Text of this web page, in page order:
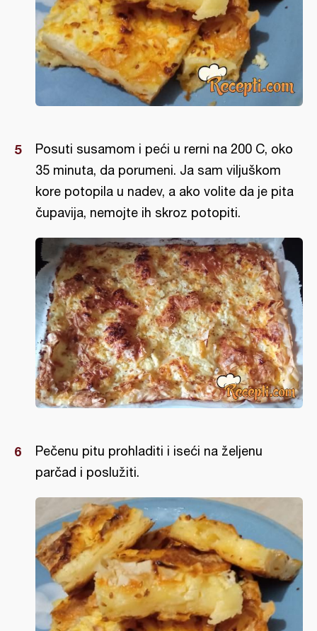
Posuti susamom i peći u rerni na 200 C, oko
35 minuta, da porumeni. Ja sam viljuškom
kore potopila u nadev, a ako volite da je pita
čupavija, nemojte ih skroz potopiti.
Pečenu pitu prohladiti i iseći na željenu
parčad i poslužiti.